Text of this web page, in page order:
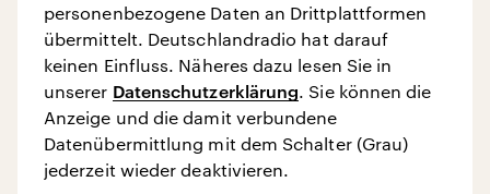
personenbezogene Daten an Drittplattformen
übermittelt. Deutschlandradio hat darauf
keinen Einfluss. Näheres dazu lesen Sie in
unserer Datenschutzerklärung. Sie können die
Anzeige und die damit verbundene
Datenübermittlung mit dem Schalter (Grau)
jederzeit wieder deaktivieren.